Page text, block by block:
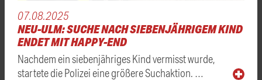
07.08.2025
NEU-ULM: SUCHE NACH SIEBENJÄHRIGEM KIND
ENDET MIT HAPPY-END
Nachdem ein siebenjähriges Kind vermisst wurde,
startete die Polizei eine größere Suchaktion. …